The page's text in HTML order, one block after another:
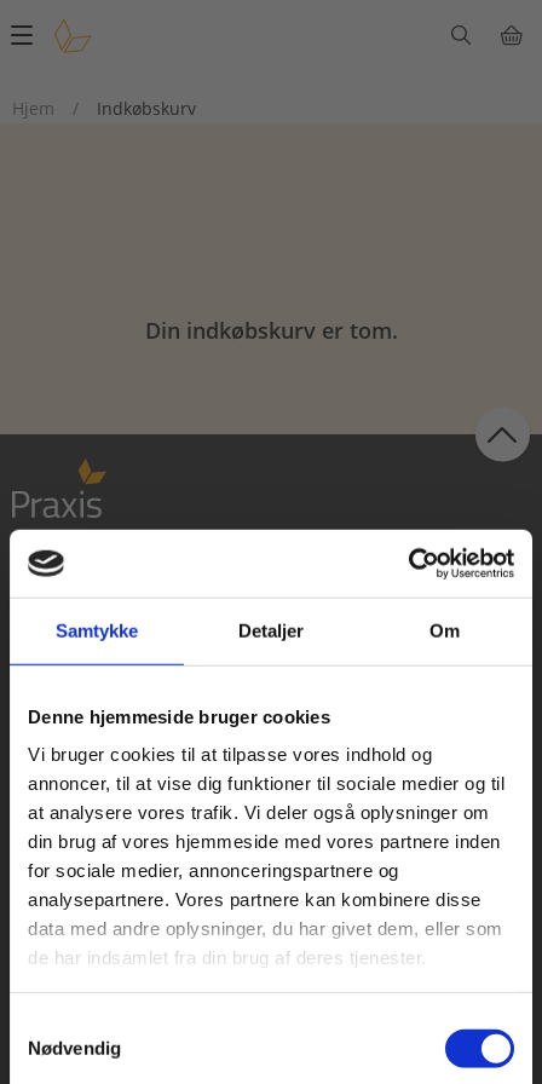
Samtykke Detaljer Om
Denne hjemmeside bruger cookies
Vi bruger cookies til at tilpasse vores indhold og
annoncer, til at vise dig funktioner til sociale medier og til
at analysere vores trafik. Vi deler også oplysninger om
din brug af vores hjemmeside med vores partnere inden
for sociale medier, annonceringspartnere og
analysepartnere. Vores partnere kan kombinere disse
data med andre oplysninger, du har givet dem, eller som
de har indsamlet fra din brug af deres tjenester.
Nødvendig
Main
Hjem
/ Indkøbskurv
Din indkøbskurv er tom.
CVR 41280921
Vognmagergade 7, 5. sal
1120 København K
Odense
Kochsgade 31D
5000 Odense
Rødekro
Hærvejen 8
6230 Rødekro
Alle hverdage kl. 10.00-15.00
Køb læremidler og find masterclasses mm.
Fortsæt som:
For privatkunder og
studerende. Du får
vist priser inkl.
For institutioner og
virksomheder. Du
får vist priser ekskl.